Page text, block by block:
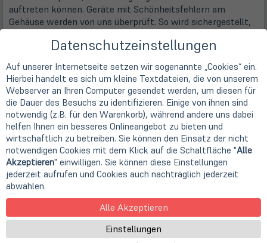
auftreten können. Geräte mit Schönheitsfehlern am
Gehäuse werden von uns überprüft. So wird sichergestellt,
der Geräte nicht beeinträchtigt wird.
Hersteller
Acer
Bildschirmtyp
Hybrider TFT-Monitor
Technische Daten Display
Bilddiagonale
61,0 cm(24")
Displaytyp
Mattiert (Anti-Glare-Type-Display)
Displaytechnologie
TN + LED
Auflösung
1920 x 1080 Pixel (FHD, 16:9)
Kontrast
Datenschutzeinstellungen
Auf unserer Internetseite setzen wir sogenannte „Cookies“ ein.
Hierbei handelt es sich um kleine Textdateien, die von unserem
Webserver an Ihren Computer gesendet werden, um diesen für
die Dauer des Besuchs zu identifizieren. Einige von ihnen sind
notwendig (z.B. für den Warenkorb), während andere uns dabei
helfen Ihnen ein besseres Onlineangebot zu bieten und
wirtschaftlich zu betreiben. Sie können den Einsatz der nicht
notwendigen Cookies mit dem Klick auf die Schaltfläche "Alle
Akzeptieren" einwilligen. Sie können diese Einstellungen
jederzeit aufrufen und Cookies auch nachträglich jederzeit
abwählen.
Alle Akzeptieren
Einstellungen